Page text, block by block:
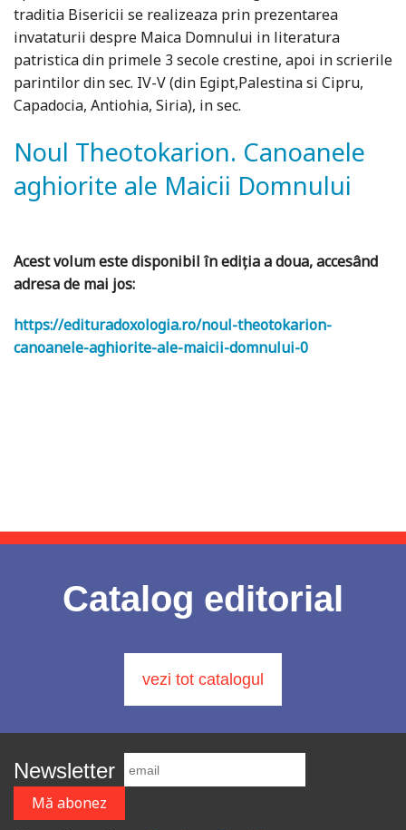
traditia Bisericii se realizeaza prin prezentarea
invataturii despre Maica Domnului in literatura
patristica din primele 3 secole crestine, apoi in scrierile
parintilor din sec. IV-V (din Egipt,Palestina si Cipru,
Capadocia, Antiohia, Siria), in sec.
Noul Theotokarion. Canoanele
aghiorite ale Maicii Domnului
Acest volum este disponibil în ediția a doua, accesând
adresa de mai jos:
https://edituradoxologia.ro/noul-theotokarion-
canoanele-aghiorite-ale-maicii-domnului-0
Catalog editorial
vezi tot catalogul
Newsletter